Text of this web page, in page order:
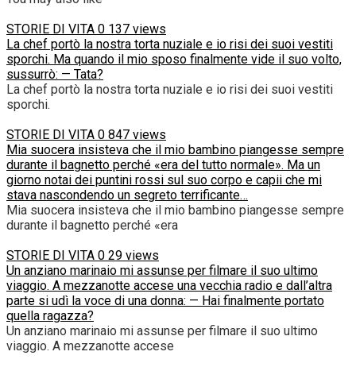
STORIE DI VITA 0 137 views
La chef portò la nostra torta nuziale e io risi dei suoi vestiti
sporchi. Ma quando il mio sposo finalmente vide il suo volto,
sussurrò: — Tata?
La chef portò la nostra torta nuziale e io risi dei suoi vestiti
sporchi.
STORIE DI VITA 0 847 views
Mia suocera insisteva che il mio bambino piangesse sempre
durante il bagnetto perché «era del tutto normale». Ma un
giorno notai dei puntini rossi sul suo corpo e capii che mi
stava nascondendo un segreto terrificante…
Mia suocera insisteva che il mio bambino piangesse sempre
durante il bagnetto perché «era
STORIE DI VITA 0 29 views
Un anziano marinaio mi assunse per filmare il suo ultimo
viaggio. A mezzanotte accese una vecchia radio e dall’altra
parte si udì la voce di una donna: — Hai finalmente portato
quella ragazza?
Un anziano marinaio mi assunse per filmare il suo ultimo
viaggio. A mezzanotte accese